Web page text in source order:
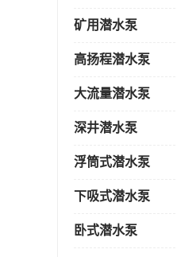
矿用潜水泵
高扬程潜水泵
大流量潜水泵
深井潜水泵
浮筒式潜水泵
下吸式潜水泵
卧式潜水泵